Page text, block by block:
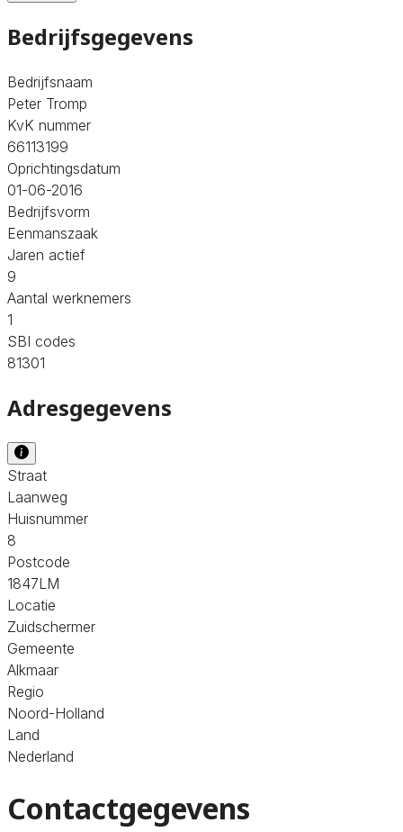
Bedrijfsgegevens
Bedrijfsnaam
Peter Tromp
KvK nummer
66113199
Oprichtingsdatum
01-06-2016
Bedrijfsvorm
Eenmanszaak
Jaren actief
9
Aantal werknemers
1
SBI codes
81301
Adresgegevens
Straat
Laanweg
Huisnummer
8
Postcode
1847LM
Locatie
Zuidschermer
Gemeente
Alkmaar
Regio
Noord-Holland
Land
Nederland
Contactgegevens